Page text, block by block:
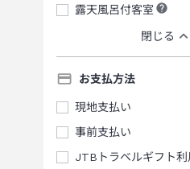
露天風呂付客室
閉じる
お支払方法
現地支払い
事前支払い
JTBトラベルギフト利